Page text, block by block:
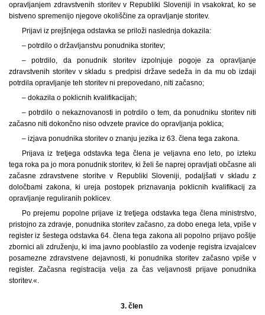
opravljanjem zdravstvenih storitev v Republiki Sloveniji in vsakokrat, ko se
bistveno spremenijo njegove okoliščine za opravljanje storitev.
Prijavi iz prejšnjega odstavka se priloži naslednja dokazila:
– potrdilo o državljanstvu ponudnika storitev;
– potrdilo, da ponudnik storitev izpolnjuje pogoje za opravljanje
zdravstvenih storitev v skladu s predpisi države sedeža in da mu ob izdaji
potrdila opravljanje teh storitev ni prepovedano, niti začasno;
– dokazila o poklicnih kvalifikacijah;
– potrdilo o nekaznovanosti in potrdilo o tem, da ponudniku storitev niti
začasno niti dokončno niso odvzete pravice do opravljanja poklica;
– izjava ponudnika storitev o znanju jezika iz 63. člena tega zakona.
Prijava iz tretjega odstavka tega člena je veljavna eno leto, po izteku
tega roka pa jo mora ponudnik storitev, ki želi še naprej opravljati občasne ali
začasne zdravstvene storitve v Republiki Sloveniji, podaljšati v skladu z
določbami zakona, ki ureja postopek priznavanja poklicnih kvalifikacij za
opravljanje reguliranih poklicev.
Po prejemu popolne prijave iz tretjega odstavka tega člena ministrstvo,
pristojno za zdravje, ponudnika storitev začasno, za dobo enega leta, vpiše v
register iz šestega odstavka 64. člena tega zakona ali popolno prijavo pošlje
zbornici ali združenju, ki ima javno pooblastilo za vodenje registra izvajalcev
posamezne zdravstvene dejavnosti, ki ponudnika storitev začasno vpiše v
register. Začasna registracija velja za čas veljavnosti prijave ponudnika
storitev.«.
3. člen